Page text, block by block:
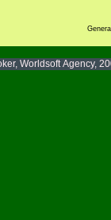
Worldsoft Agency,